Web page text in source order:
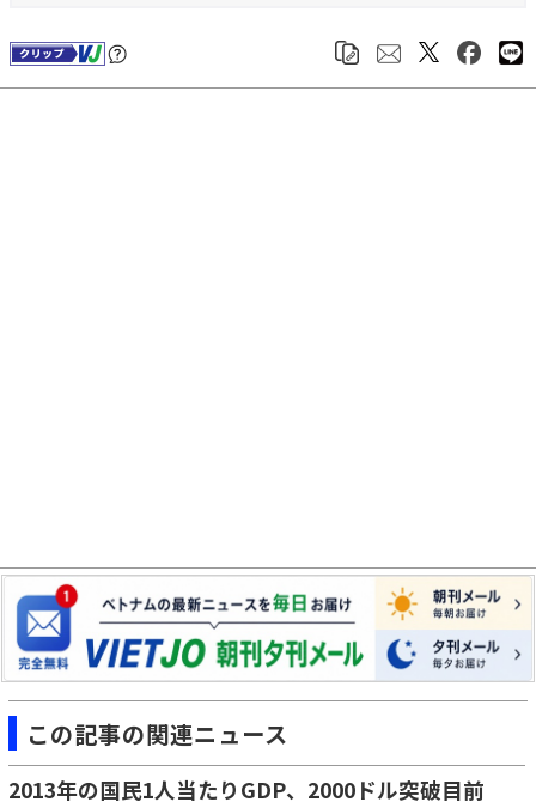
この記事の関連ニュース
2013年の国民1人当たりGDP、2000ドル突破目前